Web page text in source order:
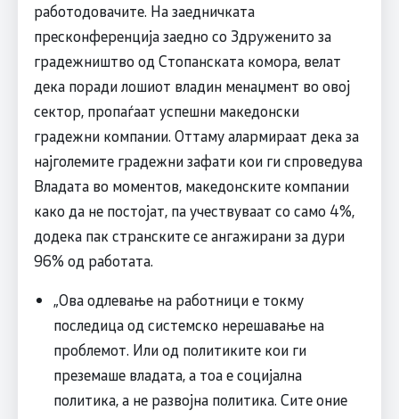
работодовачите. На заедничката
пресконференција заедно со Здруженито за
градежништво од Стопанската комора, велат
дека поради лошиот владин менаџмент во овој
сектор, пропаѓаат успешни македонски
градежни компании. Оттаму алармираат дека за
најголемите градежни зафати кои ги спроведува
Владата во моментов, македонските компании
како да не постојат, па учествуваат со само 4%,
додека пак странските се ангажирани за дури
96% од работата.
„Ова одлевање на работници е токму
последица од системско нерешавање на
проблемот. Или од политиките кои ги
преземаше владата, а тоа е социјална
политика, а не развојна политика. Сите оние